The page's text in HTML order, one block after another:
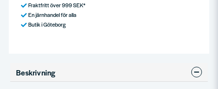
Fraktfritt över 999 SEK*
En järnhandel för alla
Butik i Göteborg
Beskrivning